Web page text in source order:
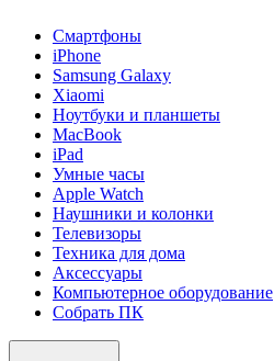
Смартфоны
iPhone
Samsung Galaxy
Xiaomi
Ноутбуки и планшеты
MacBook
iPad
Умные часы
Apple Watch
Наушники и колонки
Телевизоры
Техника для дома
Аксессуары
Компьютерное оборудование
Собрать ПК